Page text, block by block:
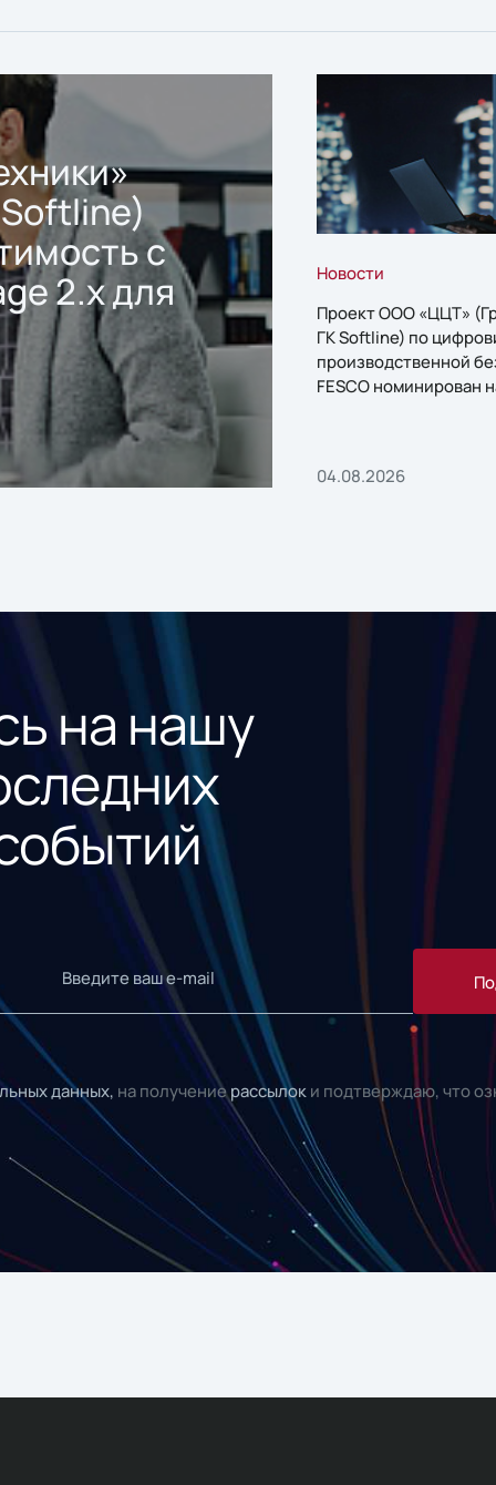
с
2.x для
Новости
Проект ООО «ЦЦТ»
ГК Softline) по
производственной
FESCO номинирован
04.08.2026
на нашу
данных, на получениерассылок и подтверждаю, что